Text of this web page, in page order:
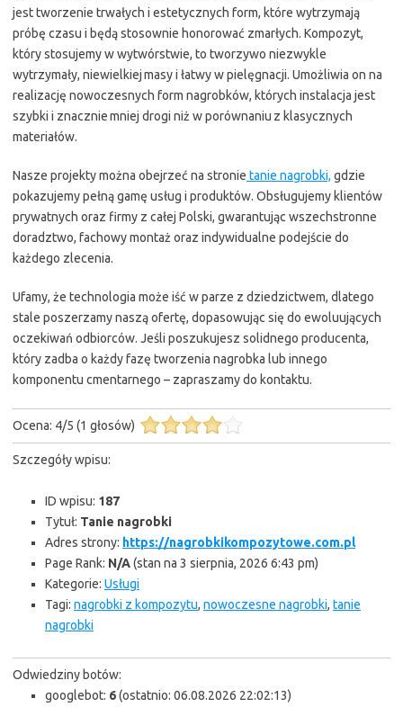
jest tworzenie trwałych i estetycznych form, które wytrzymają
próbę czasu i będą stosownie honorować zmarłych. Kompozyt,
który stosujemy w wytwórstwie, to tworzywo niezwykle
wytrzymały, niewielkiej masy i łatwy w pielęgnacji. Umożliwia on na
realizację nowoczesnych form nagrobków, których instalacja jest
szybki i znacznie mniej drogi niż w porównaniu z klasycznych
materiałów.
Nasze projekty można obejrzeć na stronie tanie nagrobki, gdzie
pokazujemy pełną gamę usług i produktów. Obsługujemy klientów
prywatnych oraz firmy z całej Polski, gwarantując wszechstronne
doradztwo, fachowy montaż oraz indywidualne podejście do
każdego zlecenia.
Ufamy, że technologia może iść w parze z dziedzictwem, dlatego
stale poszerzamy naszą ofertę, dopasowując się do ewoluujących
oczekiwań odbiorców. Jeśli poszukujesz solidnego producenta,
który zadba o każdy fazę tworzenia nagrobka lub innego
komponentu cmentarnego – zapraszamy do kontaktu.
Ocena: 4/5 (1 głosów)
Szczegóły wpisu:
ID wpisu: 187
Tytuł: Tanie nagrobki
Adres strony: https://nagrobkikompozytowe.com.pl
Page Rank: N/A(stan na 3 sierpnia, 2026 6:43 pm)
Kategorie: Usługi
Tagi: nagrobki z kompozytu, nowoczesne nagrobki, tanie
nagrobki
Odwiedziny botów:
googlebot: 6(ostatnio: 06.08.2026 22:02:13)